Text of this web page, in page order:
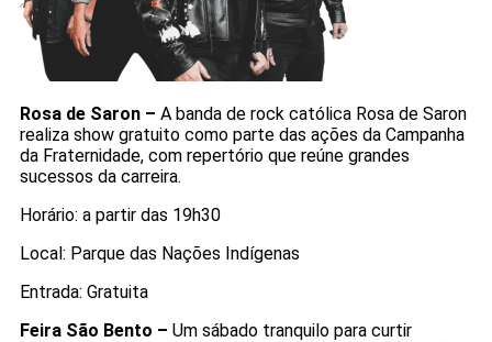
Rosa de Saron – A banda de rock católica Rosa de Saron
realiza show gratuito como parte das ações da Campanha
da Fraternidade, com repertório que reúne grandes
sucessos da carreira.
Horário: a partir das 19h30
Local: Parque das Nações Indígenas
Entrada: Gratuita
Feira São Bento – Um sábado tranquilo para curtir